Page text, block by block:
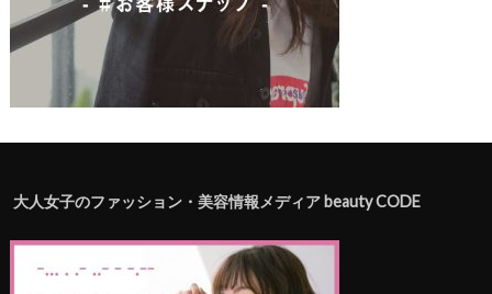
大人女子のファッション・美容情報メディア beauty CODE